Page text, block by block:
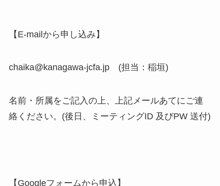
【E-mailから申し込み】
chaika@kanagawa-jcfa.jp (担当：稲垣)
名前・所属をご記入の上、上記メールあてにご連
絡ください。(後日、ミーティングID 及びPW 送付)
【Googleフォームから申込】